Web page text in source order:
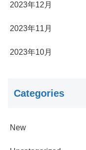
2023年12月
2023年11月
2023年10月
Categories
New